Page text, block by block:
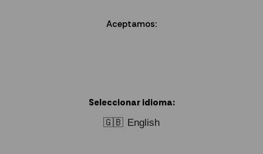
Aceptamos:
Seleccionar idioma:
🇬🇧 English